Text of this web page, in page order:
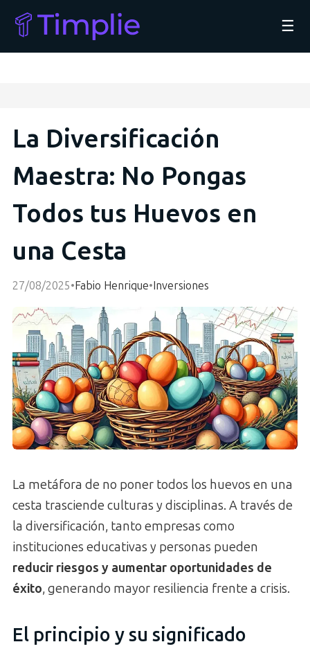
☰
La Diversificación
Maestra: No Pongas
Todos tus Huevos en
una Cesta
27/08/2025•Fabio Henrique•Inversiones
La metáfora de no poner todos los huevos en una
cesta trasciende culturas y disciplinas. A través de
la diversificación, tanto empresas como
instituciones educativas y personas pueden
reducir riesgos y aumentar oportunidades de
éxito, generando mayor resiliencia frente a crisis.
El principio y su significado